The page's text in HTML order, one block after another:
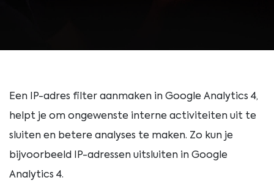
Een IP-adres filter aanmaken in Google Analytics 4,
helpt je om ongewenste interne activiteiten uit te
sluiten en betere analyses te maken. Zo kun je
bijvoorbeeld IP-adressen uitsluiten in Google
Analytics 4.